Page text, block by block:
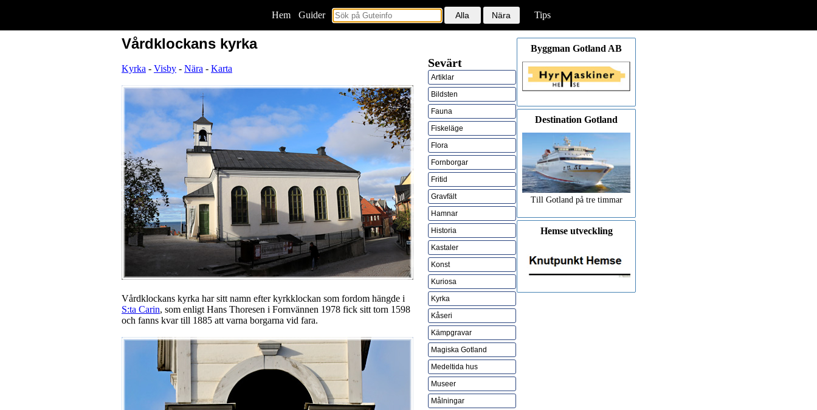
Hem< Guider Tips
Vårdklockans kyrka
Kyrka - Visby - Nära - Karta
Vårdklockans kyrka har sitt namn efter kyrkklockan som fordom hängde i
S:ta Carin, som enligt Hans Thoresen i Fornvännen 1978 fick sitt torn 1598
och fanns kvar till 1885 att varna borgarna vid fara.
Sevärt
Artiklar
Bildsten
Fauna
Fiskeläge
Flora
Fornborgar
Fritid
Gravfält
Hamnar
Historia
Kastaler
Konst
Kuriosa
Kyrka
Kåseri
Kämpgravar
Magiska Gotland
Medeltida hus
Museer
Målningar
Byggman Gotland AB
Destination Gotland
Till Gotland på tre timmar
Hemse utveckling